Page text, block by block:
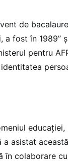
de
a fost în 1989”
pentru
educaţiei,
asistat
în colaborare